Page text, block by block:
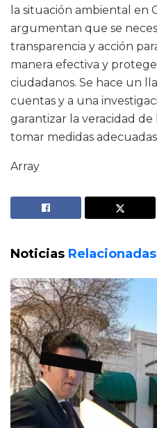
la situación ambiental en
argumentan que se
transparencia y acción
manera efectiva y
ciudadanos. Se hace un
cuentas y a una
garantizar la veracidad
tomar medidas
Array
Noticias Relacionadas